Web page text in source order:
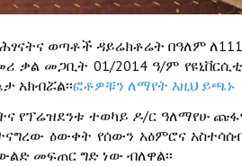
ወጣቶች ዳይሬክቶሬት በዓለም
መሪ ቃል መጋቢት 01/2014 ዓ/ም
አክብሯል፡፡ፎቶዎቹን ለማየት እዚህ ይጫኑ
የፕሬዝደንቱ ተወካይ ዶ/ር ዓለማየሁ
ዕውቀት የሰውን አዕምሮና
መፍጠር ግድ ነው ብለዋል፡፡